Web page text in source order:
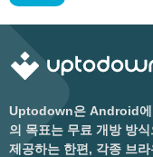
Uptodown은 Android에
의 목표는 무료 개방 방
제공하는 한편, 각종 브